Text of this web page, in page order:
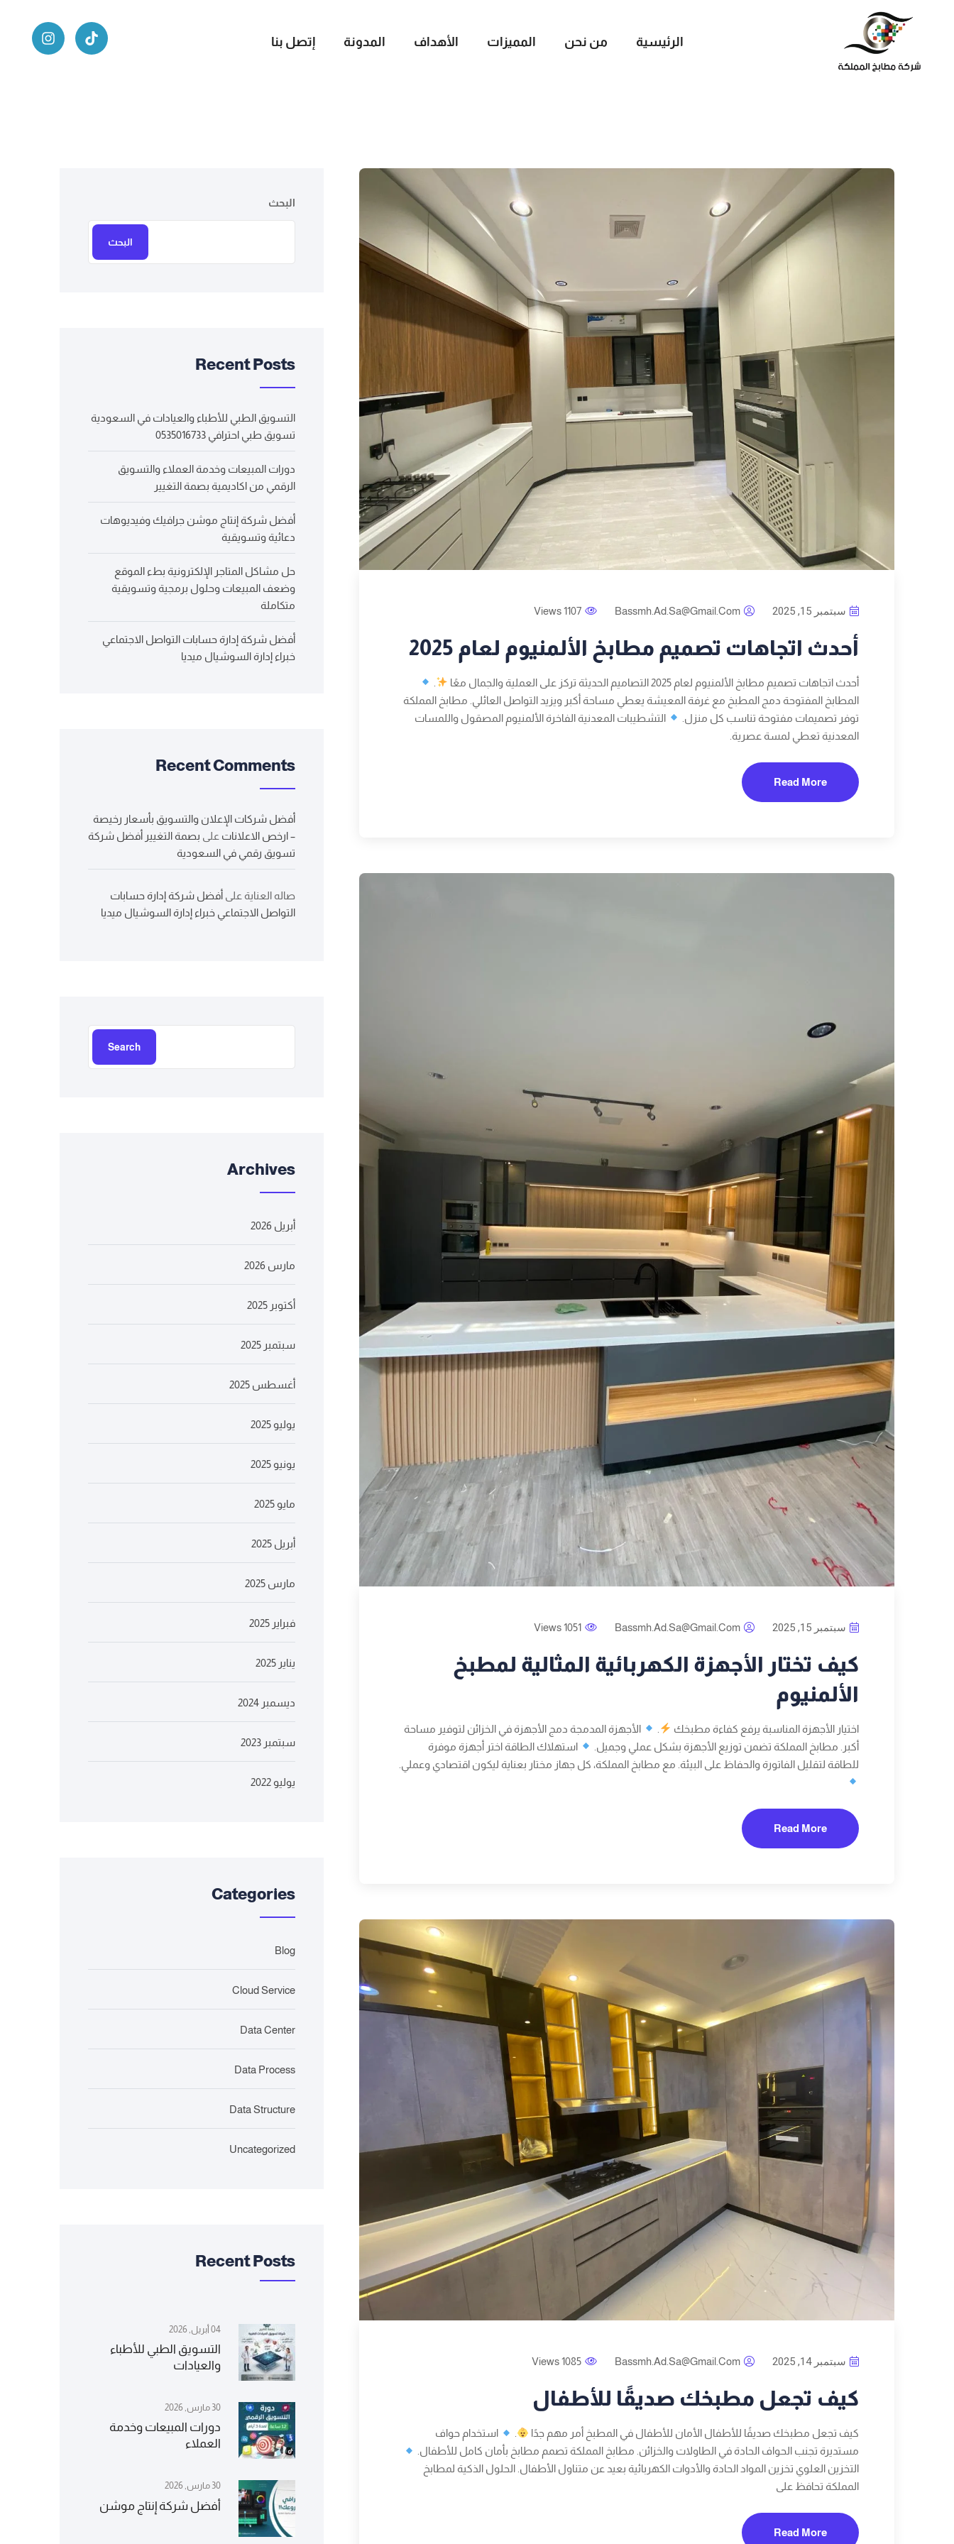
الرئيسية من نحن المميزات الأهداف المدونة إتصل بنا
سبتمبر 15, 2025 Bassmh.ad.sa@gmail.com
1107 Views
أحدث اتجاهات تصميم مطابخ الألمنيوم لعام 2025
أحدث اتجاهات تصميم مطابخ الألمنيوم لعام 2025 التصاميم الحديثة تركز على العملية والجمال معًا
المطابخ المفتوحة دمج المطبخ مع غرفة المعيشة يعطي مساحة أكبر ويزيد التواصل العائلي. مطابخ المملكة
توفر تصميمات مفتوحة تناسب كل منزل.
التشطيبات المعدنية الفاخرة الألمنيوم المصقول واللمسات
المعدنية تعطي لمسة عصرية.
Read More
سبتمبر 15, 2025 Bassmh.ad.sa@gmail.com
1051 Views
كيف تختار الأجهزة الكهربائية المثالية لمطبخ
الألمنيوم
اختيار الأجهزة المناسبة يرفع كفاءة مطبخك
الأجهزة المدمجة دمج الأجهزة في الخزائن لتوفير مساحة
أكبر. مطابخ المملكة تضمن توزيع الأجهزة بشكل عملي وجميل.
استهلاك الطاقة اختر أجهزة موفرة
للطاقة لتقليل الفاتورة والحفاظ على البيئة. مع مطابخ المملكة، كل جهاز مختار بعناية ليكون اقتصادي وعملي.
Read More
سبتمبر 14, 2025 Bassmh.ad.sa@gmail.com
1085 Views
كيف تجعل مطبخك صديقًا للأطفال
كيف تجعل مطبخك صديقًا للأطفال الأمان للأطفال في المطبخ أمر مهم جدًا
استخدام حواف
مستديرة تجنب الحواف الحادة في الطاولات والخزائن. مطابخ المملكة تصمم مطابخ بأمان كامل للأطفال.
التخزين العلوي تخزين المواد الحادة والأدوات الكهربائية بعيد عن متناول الأطفال. الحلول الذكية لمطابخ
المملكة تحافظ على
Read More
البحث
البحث
Recent Posts
التسويق الطبي للأطباء والعيادات في السعودية
تسويق طبي احترافي 0535016733
دورات المبيعات وخدمة العملاء والتسويق
الرقمي من اكاديمية بصمة التغيير
أفضل شركة إنتاج موشن جرافيك وفيديوهات
دعائية وتسويقية
حل مشاكل المتاجر الإلكترونية بطء الموقع
وضعف المبيعات وحلول برمجية وتسويقية
متكاملة
أفضل شركة إدارة حسابات التواصل الاجتماعي
خبراء إدارة السوشيال ميديا
Recent Comments
أفضل شركات الإعلان والتسويق بأسعار رخيصة
– ارخص الاعلانات على بصمة التغيير أفضل شركة
تسويق رقمي في السعودية
صاله العناية على أفضل شركة إدارة حسابات
التواصل الاجتماعي خبراء إدارة السوشيال ميديا
Search
Archives
أبريل 2026
مارس 2026
أكتوبر 2025
سبتمبر 2025
أغسطس 2025
يوليو 2025
يونيو 2025
مايو 2025
أبريل 2025
مارس 2025
فبراير 2025
يناير 2025
ديسمبر 2024
سبتمبر 2023
يوليو 2022
Categories
Blog
Cloud Service
Data Center
Data Process
Data Structure
Uncategorized
Recent Posts
04 أبريل, 2026
التسويق الطبي للأطباء
والعيادات
30 مارس, 2026
دورات المبيعات وخدمة
العملاء
30 مارس, 2026
أفضل شركة إنتاج موشن